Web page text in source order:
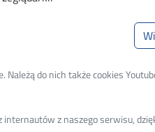
Należą do nich także cookies
z naszego serwisu,
Linki
Mapa